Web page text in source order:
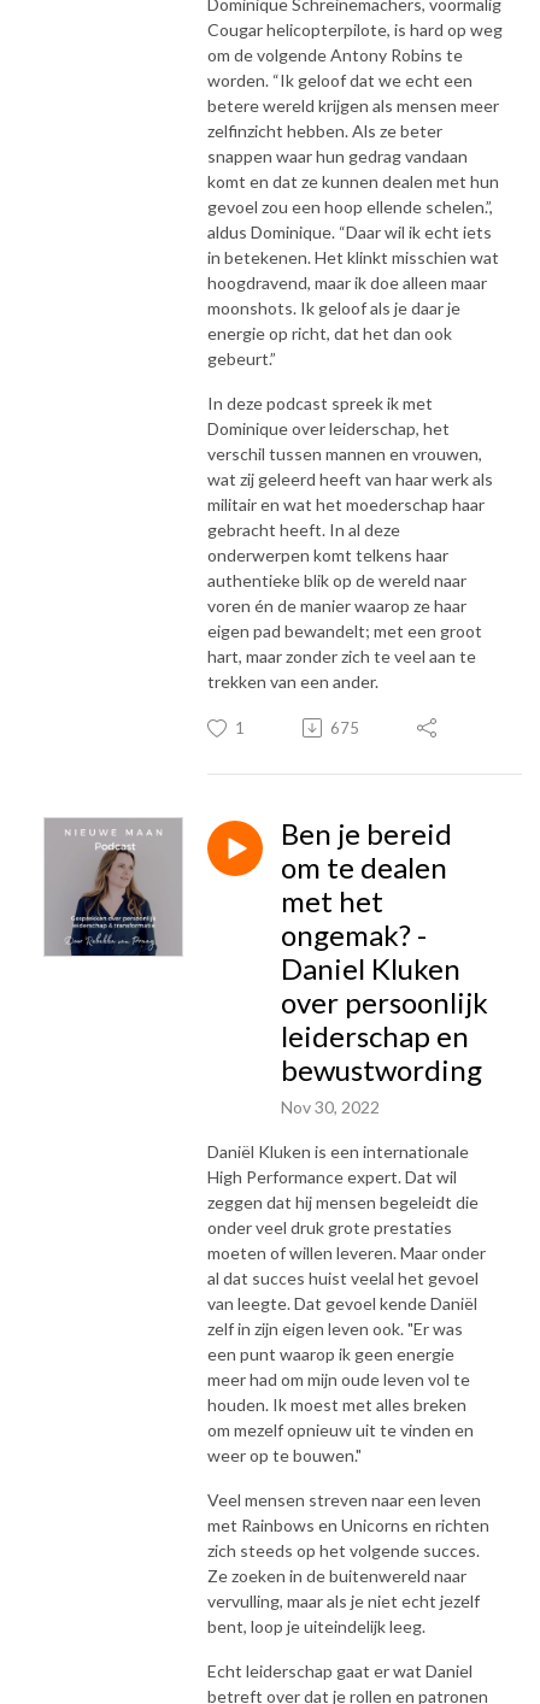
Dominique Schreinemachers, voormalig
Cougar helicopterpilote, is hard op weg
om de volgende Antony Robins te
worden. “Ik geloof dat we echt een
betere wereld krijgen als mensen meer
zelfinzicht hebben. Als ze beter
snappen waar hun gedrag vandaan
komt en dat ze kunnen dealen met hun
gevoel zou een hoop ellende schelen.”,
aldus Dominique. “Daar wil ik echt iets
in betekenen. Het klinkt misschien wat
hoogdravend, maar ik doe alleen maar
moonshots. Ik geloof als je daar je
energie op richt, dat het dan ook
gebeurt.”
In deze podcast spreek ik met
Dominique over leiderschap, het
verschil tussen mannen en vrouwen,
wat zij geleerd heeft van haar werk als
militair en wat het moederschap haar
gebracht heeft. In al deze
onderwerpen komt telkens haar
authentieke blik op de wereld naar
voren én de manier waarop ze haar
eigen pad bewandelt; met een groot
hart, maar zonder zich te veel aan te
trekken van een ander.
1 675
Ben je bereid
om te dealen
met het
ongemak? -
Daniel Kluken
over persoonlijk
leiderschap en
bewustwording
Nov 30, 2022
Daniël Kluken is een internationale
High Performance expert. Dat wil
zeggen dat hij mensen begeleidt die
onder veel druk grote prestaties
moeten of willen leveren. Maar onder
al dat succes huist veelal het gevoel
van leegte. Dat gevoel kende Daniël
zelf in zijn eigen leven ook. "Er was
een punt waarop ik geen energie
meer had om mijn oude leven vol te
houden. Ik moest met alles breken
om mezelf opnieuw uit te vinden en
weer op te bouwen."
Veel mensen streven naar een leven
met Rainbows en Unicorns en richten
zich steeds op het volgende succes.
Ze zoeken in de buitenwereld naar
vervulling, maar als je niet echt jezelf
bent, loop je uiteindelijk leeg.
Echt leiderschap gaat er wat Daniel
betreft over dat je rollen en patronen